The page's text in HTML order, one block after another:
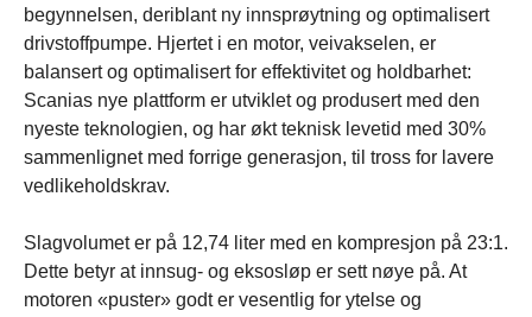
begynnelsen, deriblant ny innsprøytning og optimalisert
drivstoffpumpe. Hjertet i en motor, veivakselen, er
balansert og optimalisert for effektivitet og holdbarhet:
Scanias nye plattform er utviklet og produsert med den
nyeste teknologien, og har økt teknisk levetid med 30%
sammenlignet med forrige generasjon, til tross for lavere
vedlikeholdskrav.
Slagvolumet er på 12,74 liter med en kompresjon på 23:1.
Dette betyr at innsug- og eksosløp er sett nøye på. At
motoren «puster» godt er vesentlig for ytelse og